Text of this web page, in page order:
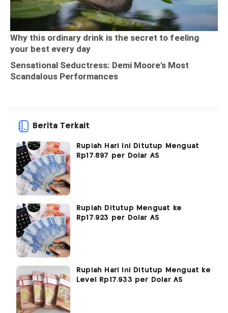
Berita Terkait
Rupiah Hari Ini Ditutup Menguat
Rp17.897 per Dolar AS
Rupiah Ditutup Menguat ke
Rp17.923 per Dolar AS
Rupiah Hari Ini Ditutup Menguat ke
Level Rp17.933 per Dolar AS